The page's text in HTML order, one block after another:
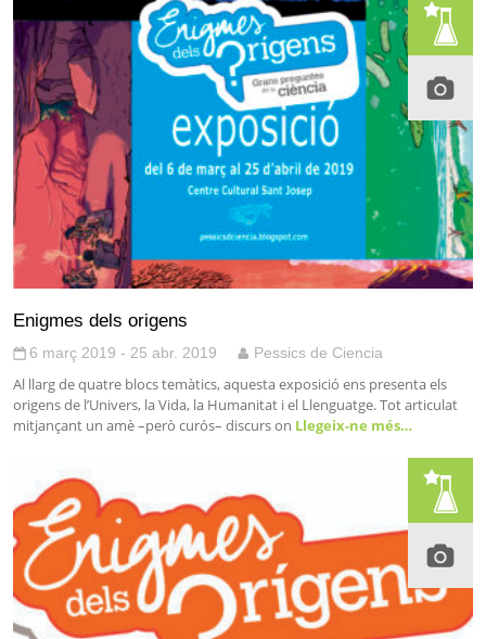
Enigmes dels origens
6 març 2019 - 25 abr. 2019 Pessics de Ciencia
Al llarg de quatre blocs temàtics, aquesta exposició ens presenta els
origens de l’Univers, la Vida, la Humanitat i el Llenguatge. Tot articulat
mitjançant un amè –però curós– discurs on Llegeix-ne més…